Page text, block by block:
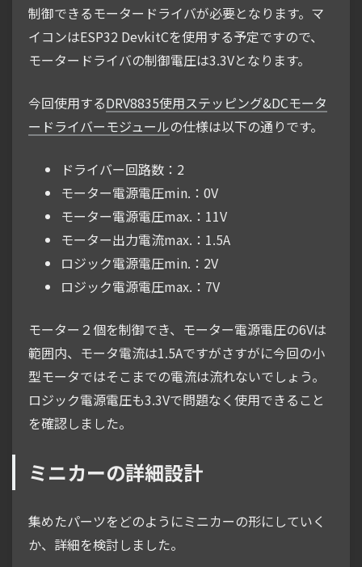
制御できるモータードライバが必要となります。マ
イコンはESP32 DevkitCを使用する予定ですので、
モータードライバの制御電圧は3.3Vとなります。
今回使用するDRV8835使用ステッピング&DCモータ
ードライバーモジュールの仕様は以下の通りです。
ドライバー回路数：2
モーター電源電圧min.：0V
モーター電源電圧max.：11V
モーター出力電流max.：1.5A
ロジック電源電圧min.：2V
ロジック電源電圧max.：7V
モーター２個を制御でき、モーター電源電圧の6Vは
範囲内、モータ電流は1.5Aですがさすがに今回の小
型モータではそこまでの電流は流れないでしょう。
ロジック電源電圧も3.3Vで問題なく使用できること
を確認しました。
ミニカーの詳細設計
集めたパーツをどのようにミニカーの形にしていく
か、詳細を検討しました。